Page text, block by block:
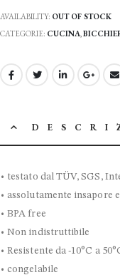
AVAILABILITY: OUT OF STOCK
CATEGORIE: CUCINA,
• testato dal TÜV, SGS,
• assolutamente insapore
• BPA free
• Non indistruttibile
• Resistente da -10°C a
• congelabile